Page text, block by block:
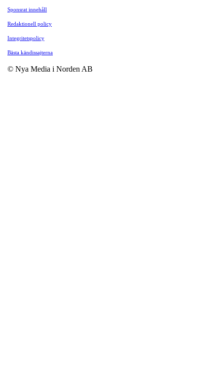
Sponsrat innehåll
Redaktionell policy
Integritetspolicy
Bästa kändissajterna
© Nya Media i Norden AB